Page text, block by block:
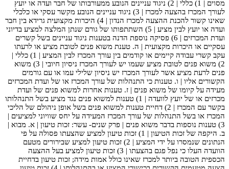
מסוים | 1) כללי | 2) ניגוד עניינים הנובע ממעורבותו של חבר ועדה או יועץ
לעורך המכרז בהצעה למכרז | 3) ניגוד עניינים הנובע מקשר עסקי או כלכלי
שאינו קשור להכנת ההצעה למכרז הנדון | 4) היכרות מקצועית גרידא בין חבר
ועדה או יועץ לבין מציע | 5) השתתפותו של גורם שנתן המלצה למציע בדיוני
ועדת המכרזים | 6) פסיקה נוספת הדנה בטענות ניגוד עניינים בשל קשרים
עסקיים או היכרות מקצועית | ה. טענת משוא פנים לטובת מציע או לרעתו
עקב קשרי עבודה קיימים או קודמים בין עורך המכרז לבין המציע | 1) כללי |
2) משוא פנים לטובת מציע שעמו יש לעורך המכרז ניסיון חיובי | 3) משוא
פנים לרעת מציע אשר לעורך המכרז יש ניסיון שלילי עמו או עם גורמים
הקשורים אליו | ו. טענות כי התנהלות של עורך המכרז או של ועדת המכרזים
מעידה על קיומו של משוא פנים | ז. טענות אחרות למשוא פנים של ועדת
מכרזים או של יועץ לוועדה | 1) טענות למשוא פנים נגד מציע בשל התנהלותו
בקשר עם המכרז | 2) דחיית טענות למשוא פנים בשל אופן ניהולם של הליכי
המכרז או בשל התנהלות של עורך המכרז המעידה על יחס שוויוני למציעים |
3) טענות נוספות בדבר משוא פנים | פרק שנים- עשר: זכות טיעון | א. מבוא |
ב. היקפה של זכות הטיעון | 1) זכות טיעון למציע שהצעתו פסולה על פי
הנתונים שנמסרו על ידי המציע | 2) זכות טיעון למציע שבירורים מטעם
הוועדה העלו כי נפל פגם בהצעתו | 3) זכות טיעון למציע בעל ההצעה
הכספית הטובה ביותר למכרז שאינו כולל אמות מידה; זכות טיעון בדחיית